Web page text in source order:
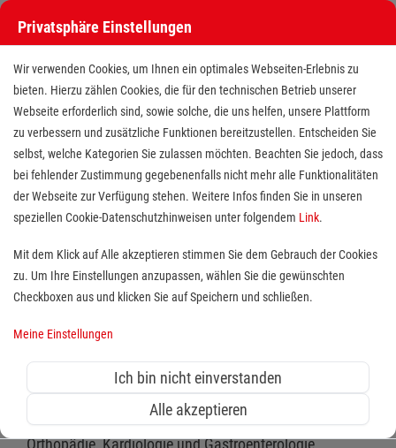
Pflegefachkraft (m/w/d) für unsere
interdisziplinäre Intensivstation
Das Malteser Waldkrankenhaus St. Marien in Erlangen
ist ein Krankenhaus der ersten Versorgungsstufe und
betreibt darüber hinaus im urologischen Bereich
(Universität) Maximalversorgung sowie in der
Orthopädie, Kardiologie und Gastroenterologie
Privatsphäre Einstellungen
Wir verwenden Cookies, um Ihnen ein optimales Webseiten-Erlebnis zu
bieten. Hierzu zählen Cookies, die für den technischen Betrieb unserer
Webseite erforderlich sind, sowie solche, die uns helfen, unsere Plattform
zu verbessern und zusätzliche Funktionen bereitzustellen. Entscheiden Sie
selbst, welche Kategorien Sie zulassen möchten. Beachten Sie jedoch, dass
bei fehlender Zustimmung gegebenenfalls nicht mehr alle Funktionalitäten
der Webseite zur Verfügung stehen. Weitere Infos finden Sie in unseren
speziellen Cookie-Datenschutzhinweisen unter folgendem Link.
Mit dem Klick auf Alle akzeptieren stimmen Sie dem Gebrauch der Cookies
zu. Um Ihre Einstellungen anzupassen, wählen Sie die gewünschten
Checkboxen aus und klicken Sie auf Speichern und schließen.
Meine Einstellungen
Ich bin nicht einverstanden
Alle akzeptieren